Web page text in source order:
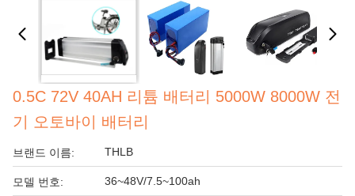
0.5C 72V 40AH 리튬 배터리 5000W 8000W 전
기 오토바이 배터리
브랜드 이름: THLB
모델 번호: 36~48V/7.5~100ah